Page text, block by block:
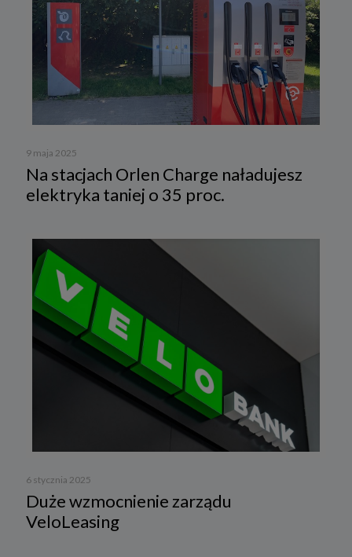
9 maja 2025
Na stacjach Orlen Charge naładujesz
elektryka taniej o 35 proc.
6 stycznia 2025
Duże wzmocnienie zarządu
VeloLeasing